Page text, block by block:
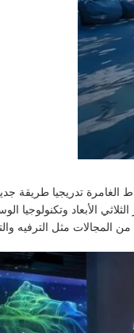
الغامرة تدريجيا طريقة
الأبعاد وتكنولوجيا
المجالات مثل الترفيه